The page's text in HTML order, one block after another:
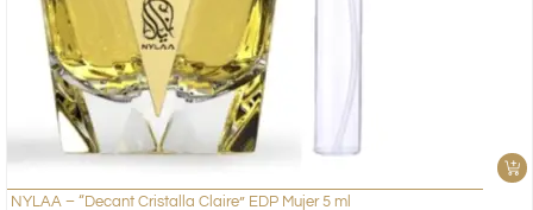
NYLAA – “Decant Cristalla Claire” EDP Mujer 5 ml